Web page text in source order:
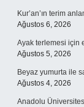
Kur’an’ın terim
Ağustos 6, 2026
Ayak terlemesi için
Ağustos 5, 2026
Beyaz yumurta ile
Ağustos 4, 2026
Anadolu